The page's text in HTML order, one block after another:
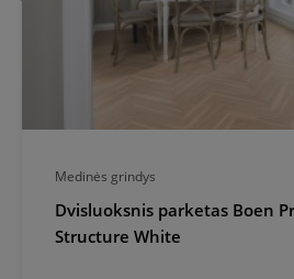
Medinės grindys
Dvisluoksnis parketas Boen
Structure White